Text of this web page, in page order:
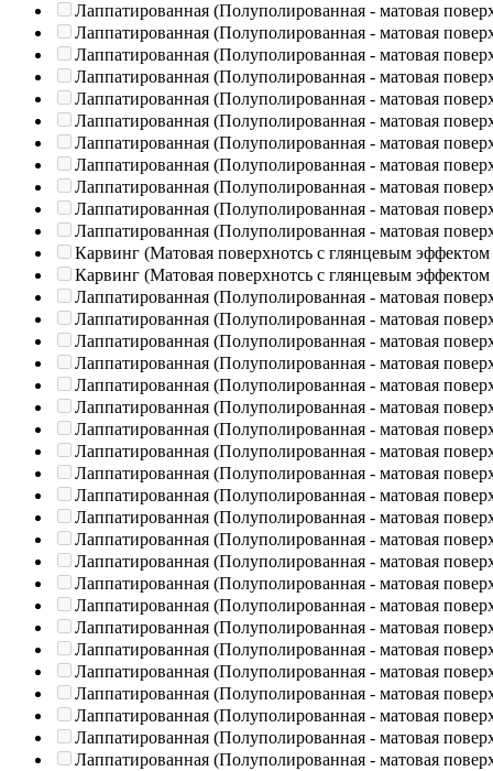
Лаппатированная (Полуполированная - матовая
Лаппатированная (Полуполированная - матовая
Лаппатированная (Полуполированная - матовая
Лаппатированная (Полуполированная - матовая
Лаппатированная (Полуполированная - матовая
Лаппатированная (Полуполированная - матовая
Лаппатированная (Полуполированная - матовая
Лаппатированная (Полуполированная - матовая
Лаппатированная (Полуполированная - матовая
Лаппатированная (Полуполированная - матовая
Лаппатированная (Полуполированная - матовая
Карвинг (Матовая поверхнотсь с глянцевым эффектом
Карвинг (Матовая поверхнотсь с глянцевым эффектом
Лаппатированная (Полуполированная - матовая
Лаппатированная (Полуполированная - матовая
Лаппатированная (Полуполированная - матовая
Лаппатированная (Полуполированная - матовая
Лаппатированная (Полуполированная - матовая
Лаппатированная (Полуполированная - матовая
Лаппатированная (Полуполированная - матовая
Лаппатированная (Полуполированная - матовая
Лаппатированная (Полуполированная - матовая
Лаппатированная (Полуполированная - матовая
Лаппатированная (Полуполированная - матовая
Лаппатированная (Полуполированная - матовая
Лаппатированная (Полуполированная - матовая
Лаппатированная (Полуполированная - матовая
Лаппатированная (Полуполированная - матовая
Лаппатированная (Полуполированная - матовая
Лаппатированная (Полуполированная - матовая
Лаппатированная (Полуполированная - матовая
Лаппатированная (Полуполированная - матовая
Лаппатированная (Полуполированная - матовая
Лаппатированная (Полуполированная - матовая
Лаппатированная (Полуполированная - матовая